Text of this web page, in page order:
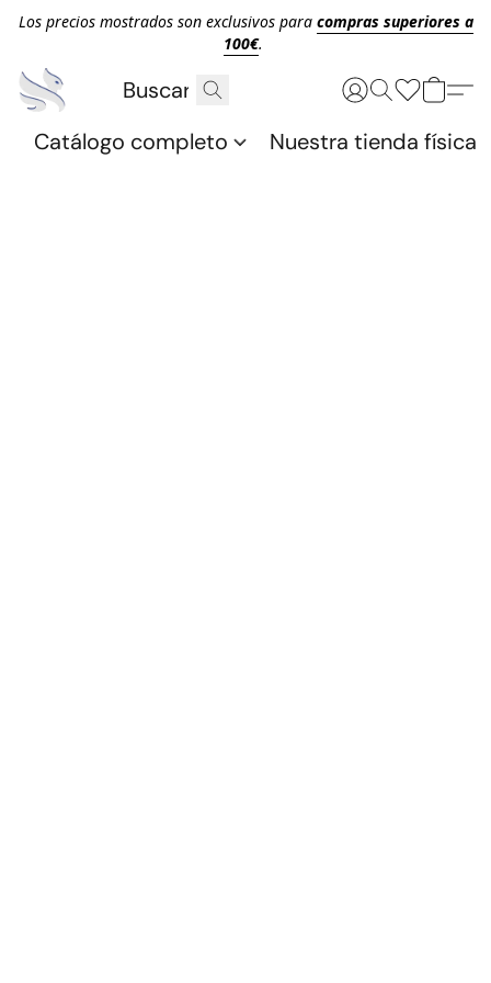
Los precios mostrados son exclusivos para compras superiores a
100€.
Catálogo completo Nuestra tienda física